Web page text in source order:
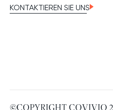
KONTAKTIEREN SIE UNS
©COPYRIGHT COVIVIO